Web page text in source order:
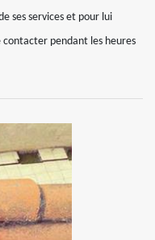
ses services et pour lui
contacter pendant les heures